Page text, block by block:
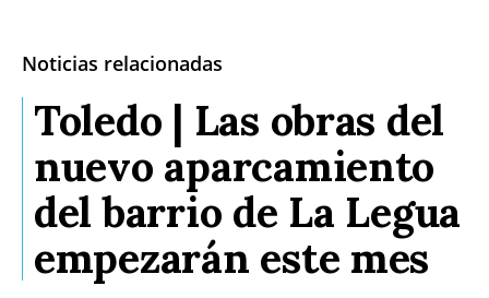
Noticias relacionadas
Toledo | Las obras del
nuevo aparcamiento
del barrio de La Legua
empezarán este mes